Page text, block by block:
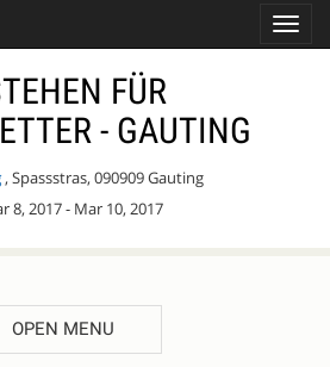
FÜR
- GAUTING
, Spassstras, 090909 Gauting
8, 2017 - Mar 10, 2017
OPEN MENU